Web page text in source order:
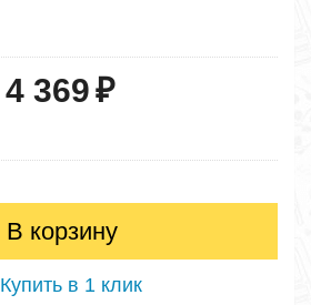
4 369₽
В корзину
Купить в 1 клик